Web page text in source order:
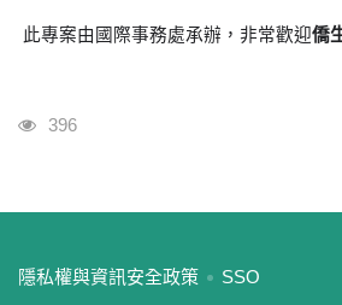
此專案由國際事務處承辦，非常歡迎僑
瀏覽人次
396
:::
隱私權與資訊安全政策 SSO